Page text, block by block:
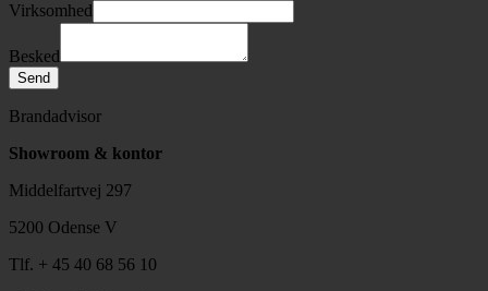
Virksomhed
Besked
Send
Brandadvisor
Showroom & kontor
Middelfartvej 297
5200 Odense V
Tlf. + 45 40 68 56 10